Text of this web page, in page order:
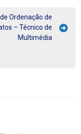
Ordenação de
– Técnico de
Multimédia